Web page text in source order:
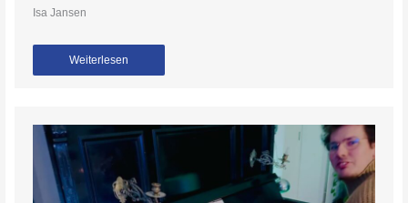
Isa Jansen
Weiterlesen